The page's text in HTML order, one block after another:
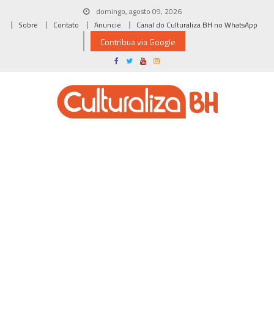
domingo, agosto 09, 2026
Sobre
Contato Anuncie Canal do Culturaliza BH no WhatsApp
Contribua via Google